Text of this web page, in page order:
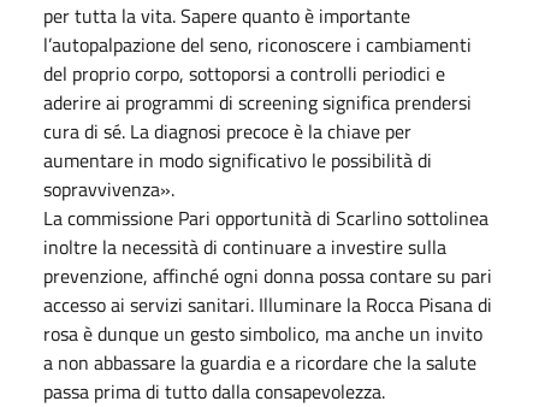
per tutta la vita. Sapere quanto è importante
l’autopalpazione del seno, riconoscere i cambiamenti
del proprio corpo, sottoporsi a controlli periodici e
aderire ai programmi di screening significa prendersi
cura di sé. La diagnosi precoce è la chiave per
aumentare in modo significativo le possibilità di
sopravvivenza».
La commissione Pari opportunità di Scarlino sottolinea
inoltre la necessità di continuare a investire sulla
prevenzione, affinché ogni donna possa contare su pari
accesso ai servizi sanitari. Illuminare la Rocca Pisana di
rosa è dunque un gesto simbolico, ma anche un invito
a non abbassare la guardia e a ricordare che la salute
passa prima di tutto dalla consapevolezza.